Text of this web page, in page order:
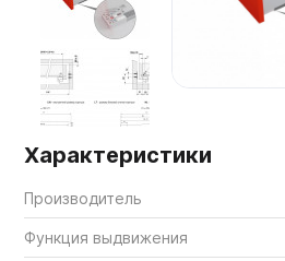
Характеристики
Производитель
Функция выдвижения